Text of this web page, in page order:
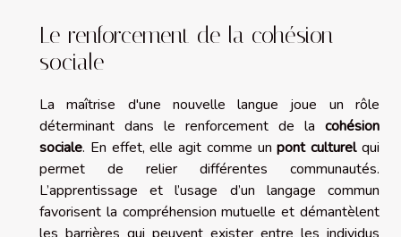
Le renforcement de la cohésion
sociale
La maîtrise d'une nouvelle langue joue un rôle
déterminant dans le renforcement de la cohésion
sociale. En effet, elle agit comme unpont culturelqui
permet de relier différentes communautés.
L’apprentissage et l’usage d’un langage commun
favorisent la compréhension mutuelle et démantèlent